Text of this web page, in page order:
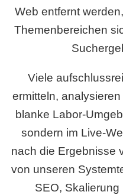
Web entfernt
Themenbereichen
Viele
ermitteln,
blanke Labor-
sondern im Live-
nach die Ergebnisse
von unseren
SEO,